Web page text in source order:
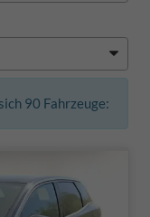
90 Fahrzeuge: